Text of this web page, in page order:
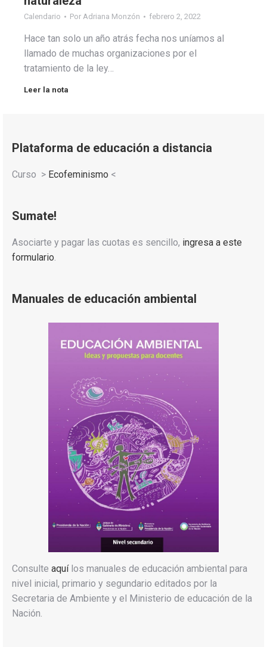
Calendario Por Adriana Monzón febrero 2, 2022
Hace tan solo un año atrás fecha nos uníamos al
llamado de muchas organizaciones por el
tratamiento de la ley…
Leer la nota
Plataforma de educación a distancia
Curso > Ecofeminismo <
Sumate!
Asociarte y pagar las cuotas es sencillo, ingresa a este
formulario.
Manuales de educación ambiental
Consulte aquí los manuales de educación ambiental para
nivel inicial, primario y segundario editados por la
Secretaria de Ambiente y el Ministerio de educación de la
Nación.